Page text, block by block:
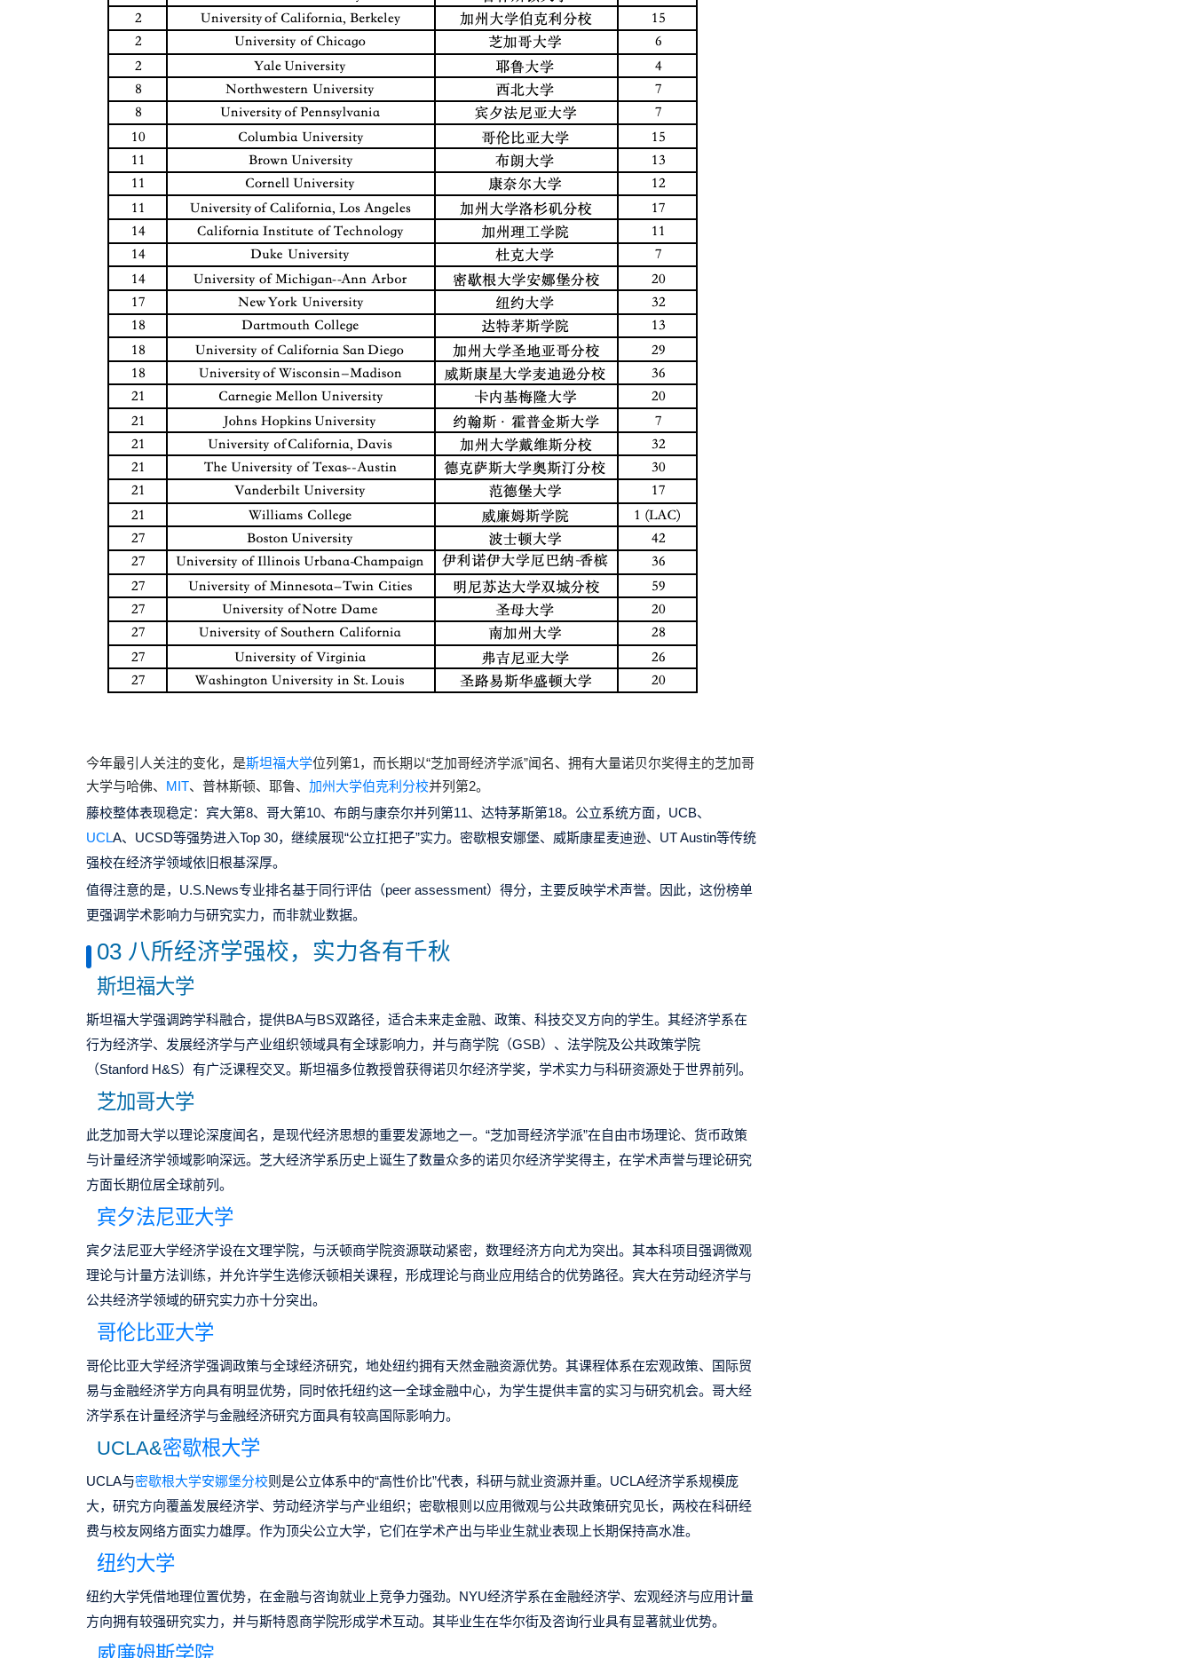
今年最引人关注的变化，是斯坦福大学位列第1，而长期以“芝加哥经济学派”闻名、拥有大量诺贝尔奖得主的芝加哥
大学与哈佛、 MIT、普林斯顿、耶鲁、 加州大学伯克利分校并列第2。
藤校整体表现稳定：宾大第8、哥大第10、布朗与康奈尔并列第11、达特茅斯第18。公立系统方面， UCB、
UCLA、 UCSD等强势进入Top 30，继续展现“公立扛把子”实力。密歇根安娜堡、威斯康星麦迪逊、 UT Austin等传统
强校在经济学领域依旧根基深厚。
值得注意的是， U.S.News专业排名基于同行评估（peer assessment）得分，主要反映学术声誉。因此，这份榜单
更强调学术影响力与研究实力，而非就业数据。
03 八所经济学强校，实力各有千秋
斯坦福大学
斯坦福大学强调跨学科融合，提供BA与BS双路径，适合未来走金融、政策、科技交叉方向的学生。其经济学系在
行为经济学、发展经济学与产业组织领域具有全球影响力，并与商学院（GSB）、法学院及公共政策学院
（Stanford H&S）有广泛课程交叉。斯坦福多位教授曾获得诺贝尔经济学奖，学术实力与科研资源处于世界前列。
芝加哥大学
此芝加哥大学以理论深度闻名，是现代经济思想的重要发源地之一。 “芝加哥经济学派”在自由市场理论、货币政策
与计量经济学领域影响深远。芝大经济学系历史上诞生了数量众多的诺贝尔经济学奖得主，在学术声誉与理论研究
方面长期位居全球前列。
宾夕法尼亚大学
宾夕法尼亚大学经济学设在文理学院，与沃顿商学院资源联动紧密，数理经济方向尤为突出。其本科项目强调微观
理论与计量方法训练，并允许学生选修沃顿相关课程，形成理论与商业应用结合的优势路径。宾大在劳动经济学与
公共经济学领域的研究实力亦十分突出。
哥伦比亚大学
哥伦比亚大学经济学强调政策与全球经济研究，地处纽约拥有天然金融资源优势。其课程体系在宏观政策、国际贸
易与金融经济学方向具有明显优势，同时依托纽约这一全球金融中心，为学生提供丰富的实习与研究机会。哥大经
济学系在计量经济学与金融经济研究方面具有较高国际影响力。
UCLA&密歇根大学
UCLA与密歇根大学安娜堡分校则是公立体系中的“高性价比”代表，科研与就业资源并重。 UCLA经济学系规模庞
大，研究方向覆盖发展经济学、劳动经济学与产业组织；密歇根则以应用微观与公共政策研究见长，两校在科研经
费与校友网络方面实力雄厚。作为顶尖公立大学，它们在学术产出与毕业生就业表现上长期保持高水准。
纽约大学
纽约大学凭借地理位置优势，在金融与咨询就业上竞争力强劲。 NYU经济学系在金融经济学、宏观经济与应用计量
方向拥有较强研究实力，并与斯特恩商学院形成学术互动。其毕业生在华尔街及咨询行业具有显著就业优势。